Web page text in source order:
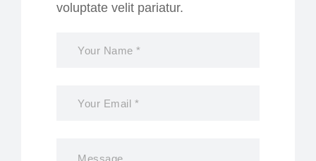
voluptate velit pariatur.